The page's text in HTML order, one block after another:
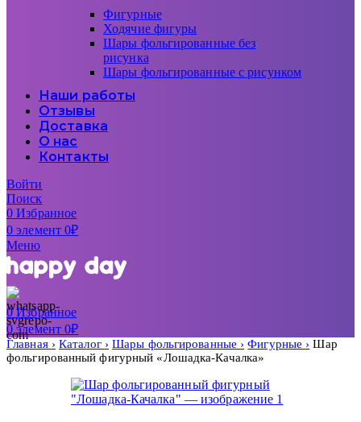
Фигурные
Ходячие фигуры
Шары фольгированные без
рисунка
Шары фольгированные с рисунком
Наши работы
Отзывы
Доставка
О нас
Контакты
Войти
Поиск
0Избранное
0элемент 0₽
Меню
0Избранное
0элемент 0₽
Главная Каталог Шары фольгированные Фигурные
Шар
фольгированный фигурный «Лошадка-Качалка»